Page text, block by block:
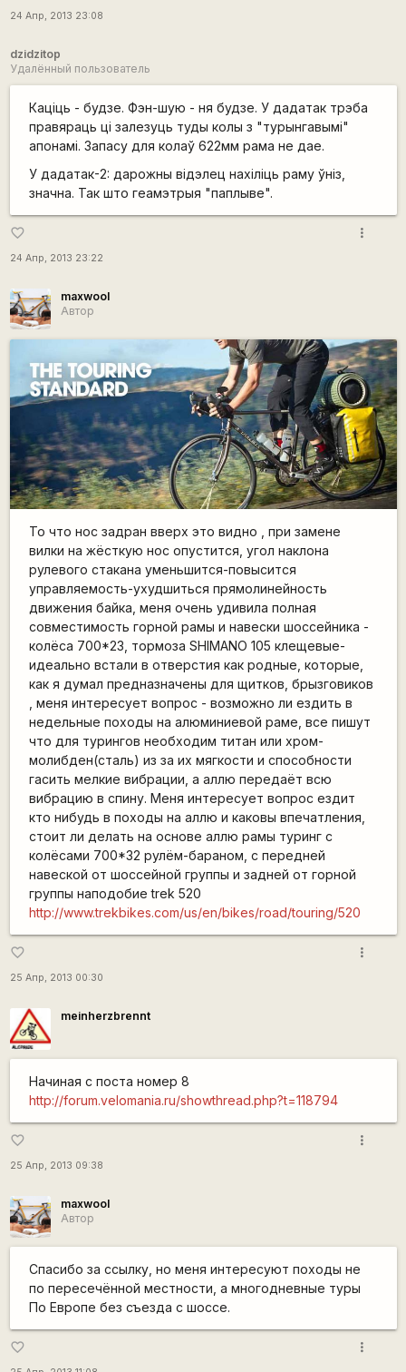
24 Апр, 2013 23:08
dzidzitop
Удалённый пользователь
Каціць - будзе. Фэн-шую - ня будзе. У дадатак трэба
правяраць ці залезуць туды колы з "турынгавымі"
апонамі. Запасу для колаў 622мм рама не дае.
У дадатак-2: дарожны відэлец нахіліць раму ўніз,
значна. Так што геамэтрыя "паплыве".
favorite_border
24 Апр, 2013 23:22
more_vert
maxwool
Автор
То что нос задран вверх это видно , при замене
вилки на жёсткую нос опустится, угол наклона
рулевого стакана уменьшится-повысится
управляемость-ухудшиться прямолинейность
движения байка, меня очень удивила полная
совместимость горной рамы и навески шоссейника -
колёса 700*23, тормоза SHIMANO 105 клещевые-
идеально встали в отверстия как родные, которые,
как я думал предназначены для щитков, брызговиков
, меня интересует вопрос - возможно ли ездить в
недельные походы на алюминиевой раме, все пишут
что для турингов необходим титан или хром-
молибден(сталь) из за их мягкости и способности
гасить мелкие вибрации, а аллю передаёт всю
вибрацию в спину. Меня интересует вопрос ездит
кто нибудь в походы на аллю и каковы впечатления,
стоит ли делать на основе аллю рамы туринг с
колёсами 700*32 рулём-бараном, с передней
навеской от шоссейной группы и задней от горной
группы наподобие trek 520
http://www.trekbikes.com/us/en/bikes/road/touring/520
favorite_border
25 Апр, 2013 00:30
more_vert
meinherzbrennt
Начиная с поста номер 8
http://forum.velomania.ru/showthread.php?t=118794
favorite_border
25 Апр, 2013 09:38
more_vert
maxwool
Автор
Спасибо за ссылку, но меня интересуют походы не
по пересечённой местности, а многодневные туры
По Европе без съезда с шоссе.
favorite_border more_vert